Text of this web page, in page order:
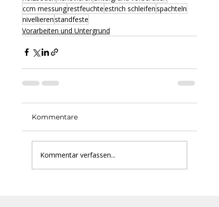
ccm messungrestfeuchteestrich schleifenspachteln
nivellierenstandfeste
Vorarbeiten und Untergrund
Kommentare
Kommentar verfassen...